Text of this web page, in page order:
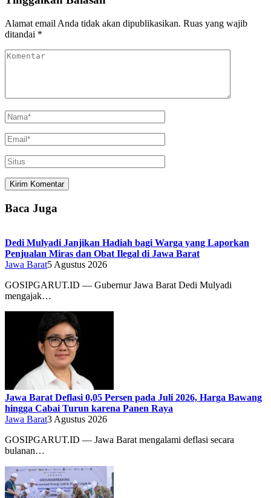
Alamat email Anda tidak akan dipublikasikan. Ruas yang wajib
ditandai *
Baca Juga
Dedi Mulyadi Janjikan Hadiah bagi Warga yang Laporkan
Penjualan Miras dan Obat Ilegal di Jawa Barat
Jawa Barat5 Agustus 2026
GOSIPGARUT.ID — Gubernur Jawa Barat Dedi Mulyadi
mengajak…
Jawa Barat Deflasi 0,05 Persen pada Juli 2026, Harga Bawang
hingga Cabai Turun karena Panen Raya
Jawa Barat3 Agustus 2026
GOSIPGARUT.ID — Jawa Barat mengalami deflasi secara
bulanan…